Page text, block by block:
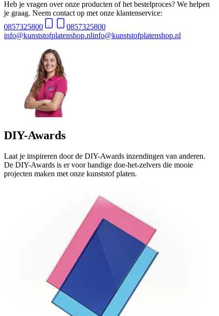
Heb je vragen over onze producten of het bestelproces? We helpen
je graag. Neem contact op met onze klantenservice:
0857325800
0857325800
info@kunststofplatenshop.nlinfo@kunststofplatenshop.nl
DIY-Awards
Laat je inspireren door de DIY-Awards inzendingen van anderen.
De DIY-Awards is er voor handige doe-het-zelvers die mooie
projecten maken met onze kunststof platen.